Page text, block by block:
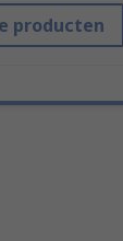
producten